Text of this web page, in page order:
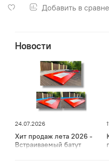
Добавить в
ТОВАР СООТВЕТСТВУЕТ
Новости
24.07.2026
Хит продаж лета 2026 -
Встраиваемый батут